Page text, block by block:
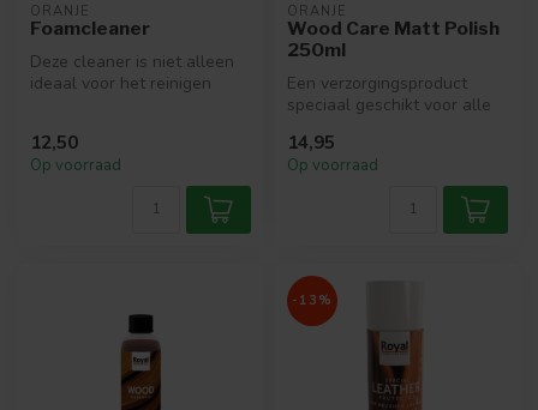
ORANJE
Foamcleaner
Deze cleaner is niet alleen
ideaal voor het reinigen
12,50
Op voorraad
ORANJE
Wood Care Matt Polish
250ml
Een verzorgingsproduct
speciaal geschikt voor alle
naturel...
14,95
Op voorraad
-13%